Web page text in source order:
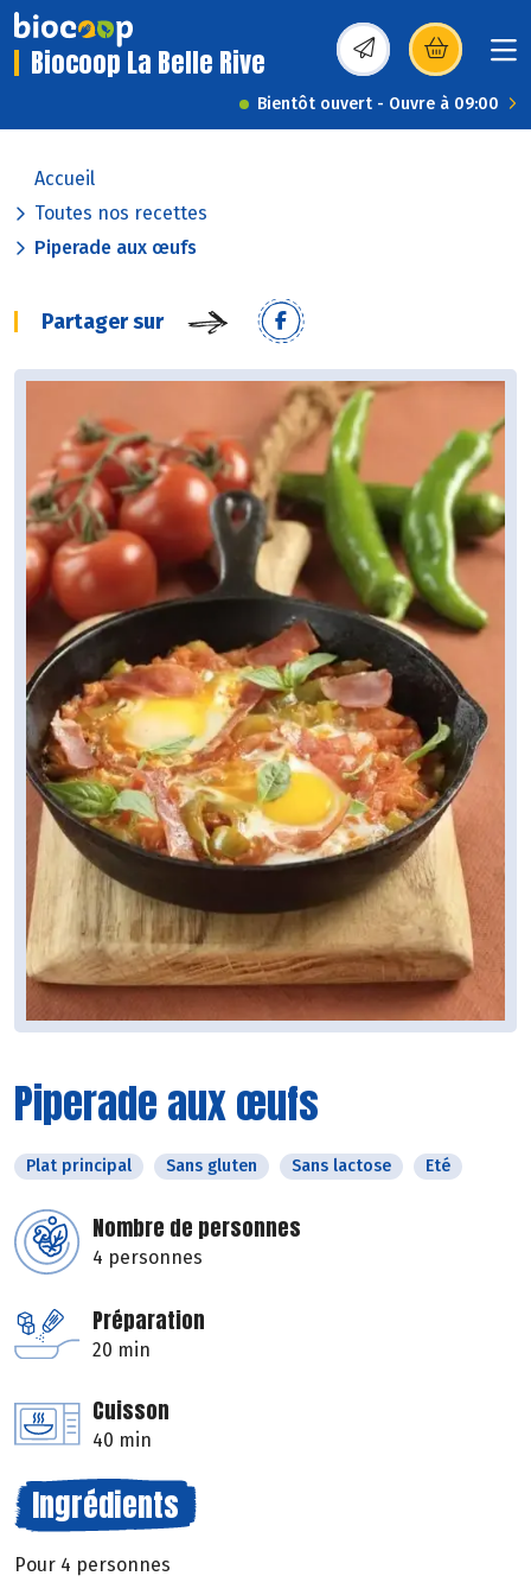
Biocoop La Belle Rive (s’ouvre dans une
Bientôt ouvert - Ouvre à 09:00
Accueil
Toutes nos recettes
Piperade aux œufs
Partager sur
Piperade aux œufs
Plat principal Sans gluten Sans lactose Eté
Nombre de personnes
4 personnes
Préparation
20 min
Cuisson
40 min
Ingrédients
Pour 4 personnes